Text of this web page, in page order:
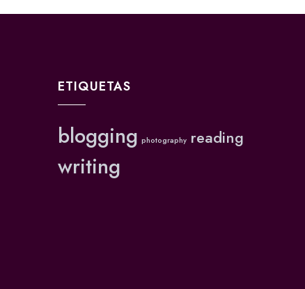
ETIQUETAS
blogging photography reading
writing